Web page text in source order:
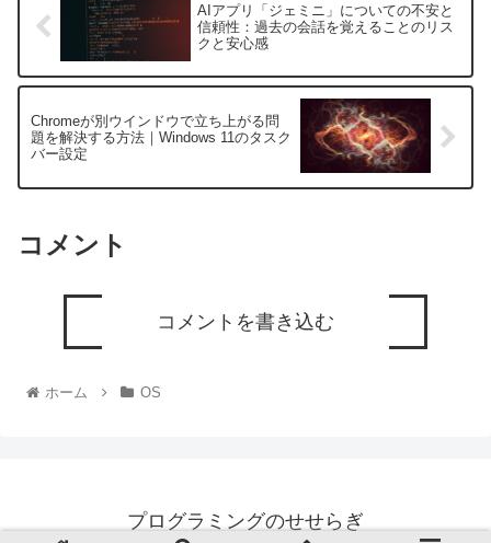
AIアプリ「ジェミニ」についての不安と
信頼性：過去の会話を覚えることのリス
クと安心感
Chromeが別ウインドウで立ち上がる問
題を解決する方法｜Windows 11のタスク
バー設定
コメント
コメントを書き込む
ホーム OS
プログラミングのせせらぎ